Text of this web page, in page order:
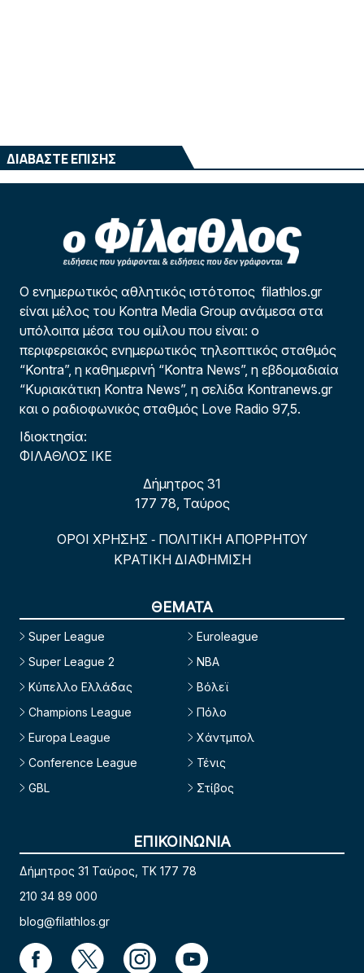
ΔΙΑΒΑΣΤΕ ΕΠΙΣΗΣ
Ο ενημερωτικός αθλητικός ιστότοπος filathlos.gr
είναι μέλος του Kontra Media Group ανάμεσα στα
υπόλοιπα μέσα του ομίλου που είναι: ο
περιφερειακός ενημερωτικός τηλεοπτικός σταθμός
“Kontra”, η καθημερινή “Kontra News”, η εβδομαδιαία
“Κυριακάτικη Kontra News”, η σελίδα Kontranews.gr
και ο ραδιοφωνικός σταθμός Love Radio 97,5.
Ιδιοκτησία:
ΦΙΛΑΘΛΟΣ ΙΚΕ
Δήμητρος 31
177 78, Ταύρος
ΟΡΟΙ ΧΡΗΣΗΣ - ΠΟΛΙΤΙΚΗ ΑΠΟΡΡΗΤΟΥ
ΚΡΑΤΙΚΗ ΔΙΑΦΗΜΙΣΗ
ΘΕΜΑΤΑ
Super League
Super League 2
Κύπελλο Ελλάδας
Champions League
Europa League
Conference League
GBL
Euroleague
NBA
Βόλεϊ
Πόλο
Χάντμπολ
Τένις
Στίβος
ΕΠΙΚΟΙΝΩΝΙΑ
Δήμητρος 31 Ταύρος, TK 177 78
210 34 89 000
blog@filathlos.gr